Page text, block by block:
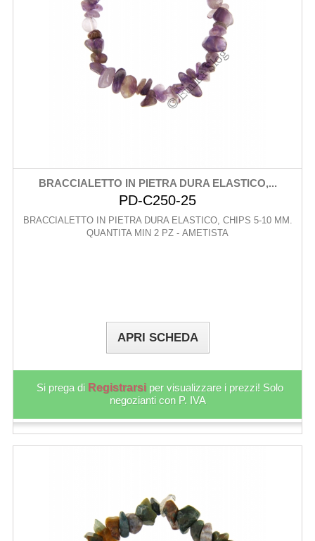
BRACCIALETTO IN PIETRA DURA ELASTICO,...
PD-C250-25
BRACCIALETTO IN PIETRA DURA ELASTICO, CHIPS 5-10 MM.
QUANTITA MIN 2 PZ - AMETISTA
APRI SCHEDA
Si prega di Registrarsi per visualizzare i prezzi! Solo
negozianti con P. IVA